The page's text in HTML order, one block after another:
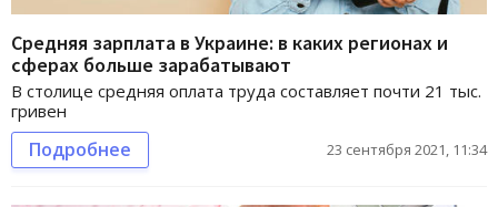
Средняя зарплата в Украине: в каких регионах и
сферах больше зарабатывают
В столице средняя оплата труда составляет почти 21 тыс.
гривен
Подробнее 23 сентября 2021, 11:34